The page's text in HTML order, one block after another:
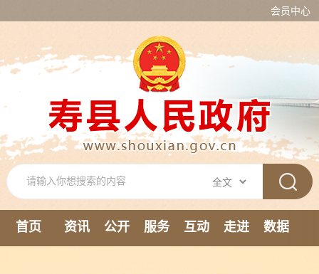
会员中心
首页 资讯 公开 服务 互动 走进
数据